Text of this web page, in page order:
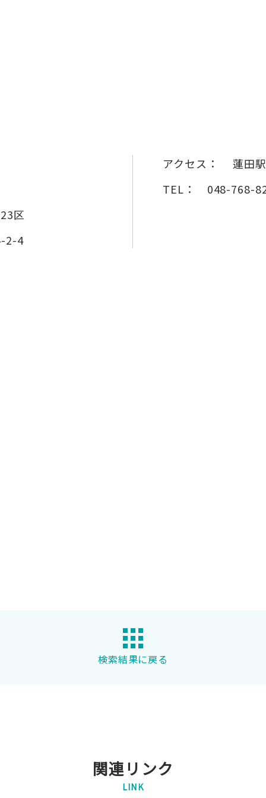
区
2-4
アクセス：
蓮田
TEL：
048-768-
検索結果に戻る
関連リンク
LINK